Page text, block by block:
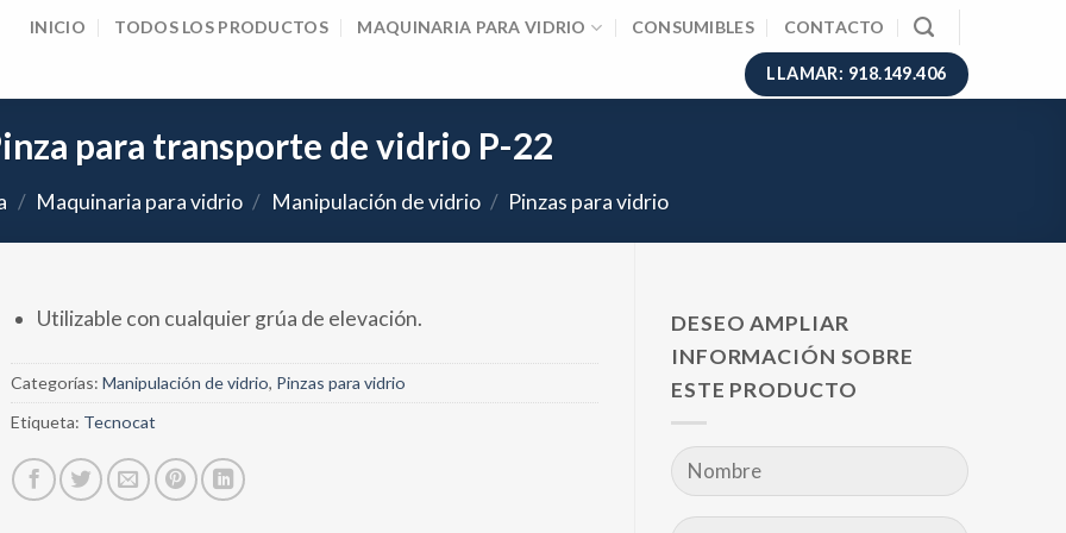
INICIO TODOS LOS PRODUCTOS MAQUINARIA PARA VIDRIO CONSUMIBLES CONTACTO
LLAMAR: 918.149.406
para transporte de vidrio P-22
/ Maquinaria para vidrio / Manipulación de vidrio / Pinzas para vidrio
DESEO AMPLIAR
INFORMACIÓN SOBRE
ESTE PRODUCTO
Utilizable con cualquier grúa de elevación.
Categorías: Manipulación de vidrio, Pinzas para vidrio
Etiqueta: Tecnocat